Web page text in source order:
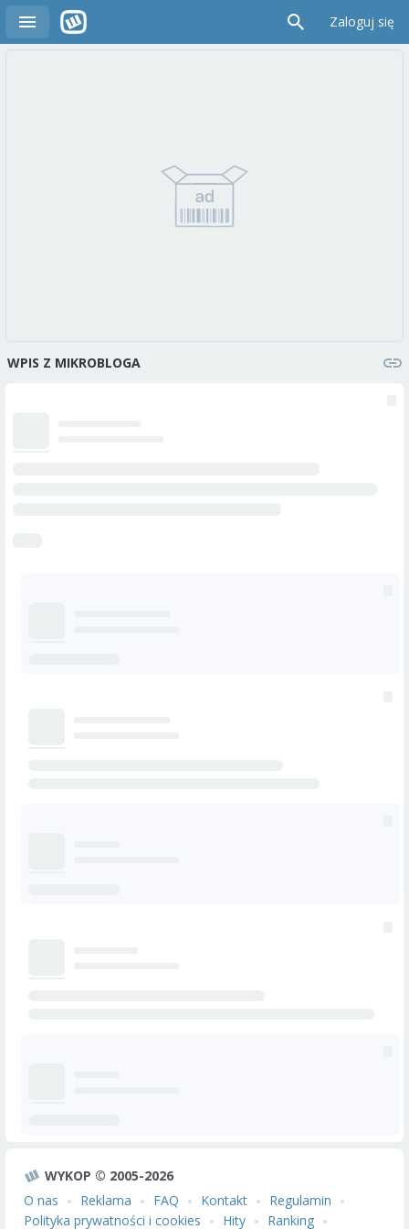
Zaloguj się
WPIS Z MIKROBLOGA
WYKOP © 2005-2026
O nas
Reklama FAQ Kontakt
Regulamin
Polityka prywatności i cookies
Hity Ranking